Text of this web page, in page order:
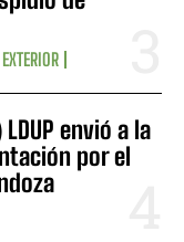
LDUP envió a la
por el